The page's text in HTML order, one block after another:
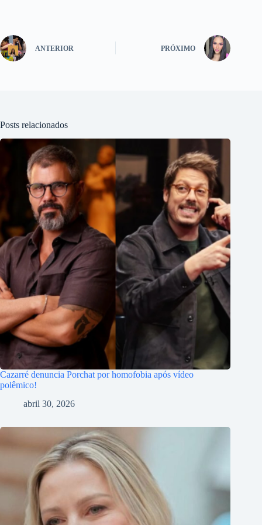
ANTERIOR PRÓXIMO
Posts relacionados
Cazarré denuncia Porchat por homofobia após vídeo
polêmico!
abril 30, 2026